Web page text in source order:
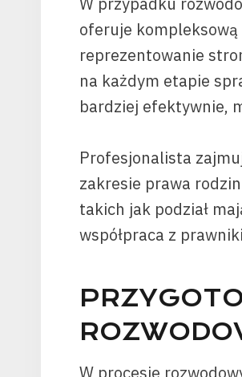
oferuje
reprezentowanie
na każdym etapie
bardziej efektywnie,
Profesjonalista
zakresie prawa
takich jak podział
współpraca z